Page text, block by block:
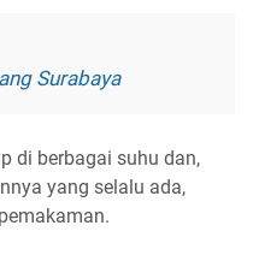
Surabaya
di berbagai suhu dan,
yang selalu ada,